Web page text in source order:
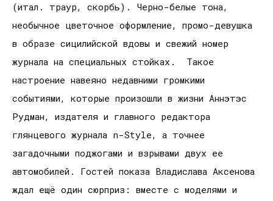
(итал. траур, скорбь). Черно-белые тона,
необычное цветочное оформление, промо-девушка
в образе сицилийской вдовы и свежий номер
журнала на специальных стойках. Такое
настроение навеяно недавними громкими
событиями, которые произошли в жизни Аннэтэс
Рудман, издателя и главного редактора
глянцевого журнала n-Style, а точнее
загадочными поджогами и взрывами двух ее
автомобилей. Гостей показа Владислава Аксенова
ждал ещё один сюрприз: вместе с моделями и